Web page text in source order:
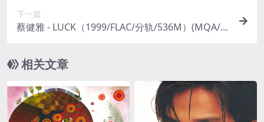
下一篇
蔡健雅 - LUCK（1999/FLAC/分轨/536M）(MQA/2
相关文章